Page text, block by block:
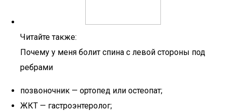
Читайте также:
Почему у меня болит спина с левой стороны под
ребрами
позвоночник — ортопед или остеопат;
ЖКТ — гастроэнтеролог;